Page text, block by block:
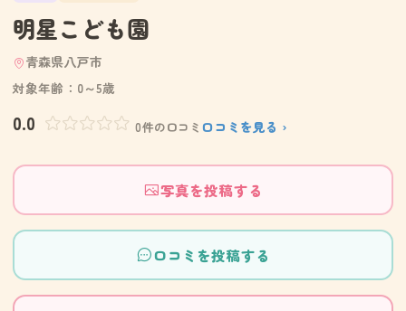
明星こども園
青森県八戸市
対象年齢：0～5歳
0.0 0件の口コミ 口コミを見る ›
写真を投稿する
口コミを投稿する